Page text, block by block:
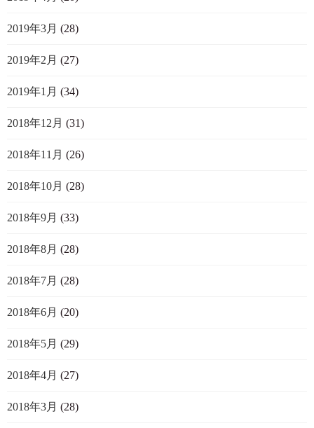
2019年3月 (28)
2019年2月 (27)
2019年1月 (34)
2018年12月 (31)
2018年11月 (26)
2018年10月 (28)
2018年9月 (33)
2018年8月 (28)
2018年7月 (28)
2018年6月 (20)
2018年5月 (29)
2018年4月 (27)
2018年3月 (28)